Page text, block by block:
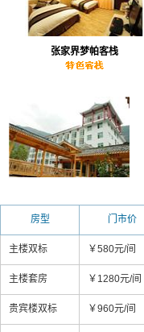
张家界梦帕客栈
房型 门市价
主楼双标 ￥580元/间
主楼套房 ￥1280元/间
贵宾楼双标 ￥960元/间